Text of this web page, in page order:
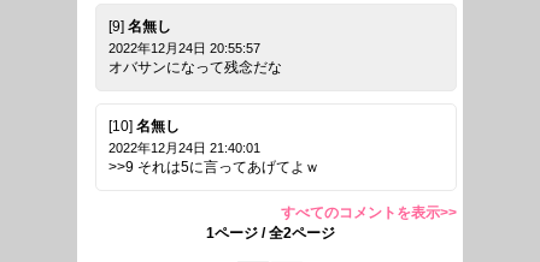
[9] 名無し
2022年12月24日 20:55:57
オバサンになって残念だな
[10] 名無し
2022年12月24日 21:40:01
>>9 それは5に言ってあげてよｗ
すべてのコメントを表示>>
1ページ / 全2ページ